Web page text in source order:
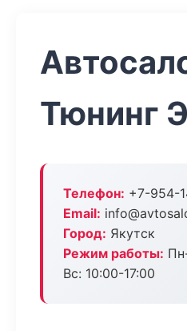
Тюнинг
Телефон: +7-954-
Email:
Город: Якутск
Режим работы:
Вс: 10:00-17:00